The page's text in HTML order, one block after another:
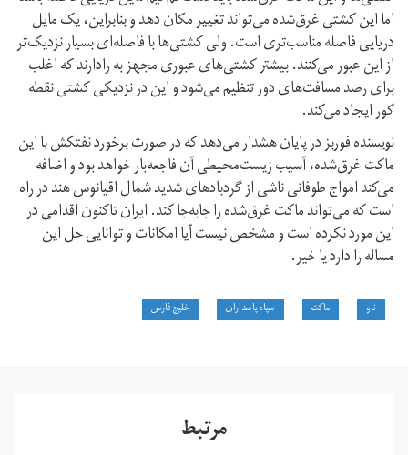
اما این کشتی غرق‌شده می‌تواند تغییر مکان دهد و بنابراین، یک مایل
دریایی فاصله مناسب‌تری است. ولی کشتی‌ها با فاصله‌ای بسیار نزدیک‌تر
از این عبور می‌کنند. بیشتر کشتی‌های عبوری مجهز به رادارند که اغلب
برای رصد مسافت‌های دور تنظیم می‌شود و این در نزدیکی کشتی نقطه
کور ایجاد می‌کند.
نویسنده فوربز در پایان هشدار می‌دهد که در صورت برخورد نفتکش با این
ماکت غرق‌شده، آسیب زیست‌محیطی آن فاجعه‌بار خواهد بود و اضافه
می‌کند امواج طوفانی ناشی از گردبادهای شدید شمال اقیانوس هند در راه
است که می‌تواند ماکت غرق‌شده را جابه‌جا کند. ایران تاکنون اقدامی در
این مورد نکرده است و مشخص نیست آیا امکانات و توانایی حل این
مساله را دارد یا خیر.
ناو ماکت سپاه پاسداران خلیج فارس
مرتبط